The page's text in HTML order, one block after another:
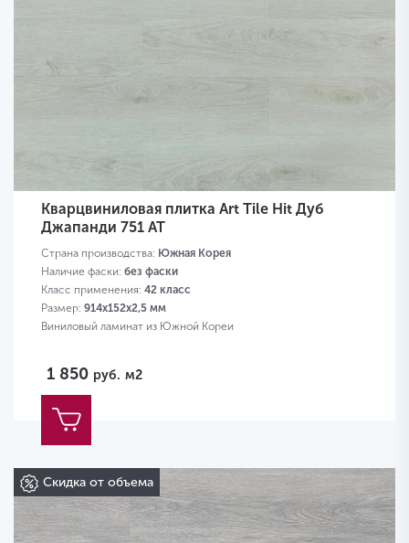
Кварцвиниловая плитка Art Tile Hit Дуб
Джапанди 751 AT
Страна производства: Южная Корея
Наличие фаски: без фаски
Класс применения: 42 класс
Размер: 914х152х2,5 мм
Виниловый ламинат из Южной Кореи
1 850 руб. м2
Скидка от объема